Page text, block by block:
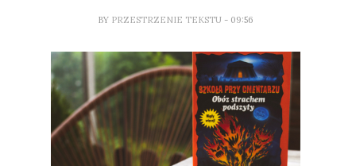
BY PRZESTRZENIE TEKSTU - 09:56